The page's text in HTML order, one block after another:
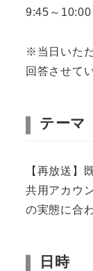
9:45～
※当日いた
回答させて
テーマ
【再放送】
共用アカウ
の実態に合
日時